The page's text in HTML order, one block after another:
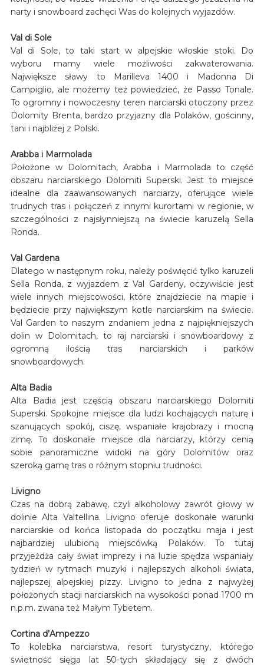
narty i snowboard zachęci Was do kolejnych wyjazdów.
Val di Sole
Val di Sole, to taki start w alpejskie włoskie stoki. Do
wyboru mamy wiele możliwości zakwaterowania.
Największe sławy to Marilleva 1400 i Madonna Di
Campiglio, ale możemy też powiedzieć, że Passo Tonale.
To ogromny i nowoczesny teren narciarski otoczony przez
Dolomity Brenta, bardzo przyjazny dla Polaków, gościnny,
tani i najbliżej z Polski.
Arabba i Marmolada
Położone w Dolomitach, Arabba i Marmolada to część
obszaru narciarskiego Dolomiti Superski. Jest to miejsce
idealne dla zaawansowanych narciarzy, oferujące wiele
trudnych tras i połączeń z innymi kurortami w regionie, w
szczególności z najsłynniejszą na świecie karuzelą Sella
Ronda.
Val Gardena
Dlatego w następnym roku, należy poświęcić tylko karuzeli
Sella Ronda, z wyjazdem z Val Gardeny, oczywiście jest
wiele innych miejscowości, które znajdziecie na mapie i
będziecie przy największym kotle narciarskim na świecie.
Val Garden to naszym zndaniem jedna z najpiękniejszych
dolin w Dolomitach, to raj narciarski i snowboardowy z
ogromną ilością tras narciarskich i parków
snowboardowych.
Alta Badia
Alta Badia jest częścią obszaru narciarskiego Dolomiti
Superski. Spokojne miejsce dla ludzi kochających naturę i
szanujących spokój, ciszę, wspaniałe krajobrazy i mocną
zimę. To doskonałe miejsce dla narciarzy, którzy cenią
sobie panoramiczne widoki na góry Dolomitów oraz
szeroką gamę tras o różnym stopniu trudności.
Livigno
Czas na dobrą zabawę, czyli alkoholowy zawrót głowy w
dolinie Alta Valtellina. Livigno oferuje doskonałe warunki
narciarskie od końca listopada do początku maja i jest
najbardziej ulubioną miejscówką Polaków. To tutaj
przyjeżdża cały świat imprezy i na luzie spędza wspaniały
tydzień w rytmach muzyki i najlepszych alkoholi świata,
najlepszej alpejskiej pizzy. Livigno to jedna z najwyżej
położonych stacji narciarskich na wysokości ponad 1700 m
n.p.m. zwana też Małym Tybetem.
Cortina d’Ampezzo
To kolebka narciarstwa, resort turystyczny, którego
świetność sięga lat 50-tych składający się z dwóch